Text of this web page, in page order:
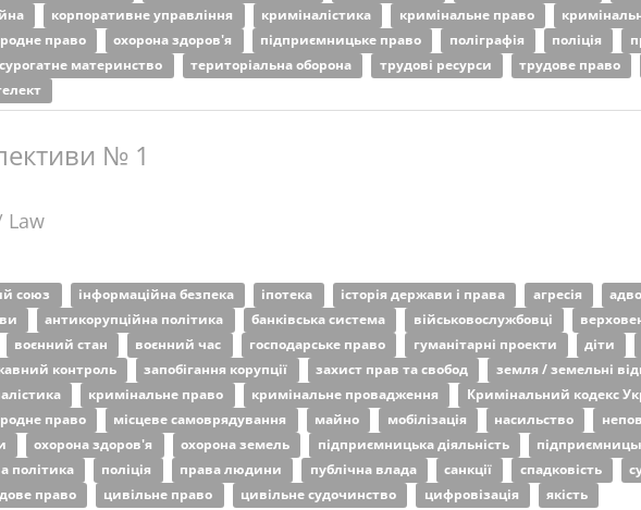
корпоративне управління криміналістика кримінальне право
право охорона здоров'я підприємницьке право поліграфія поліція
сурогатне материнство територіальна оборона трудові ресурси трудове право
№ 1
Law
союз інформаційна безпека іпотека історія держави і права агресія
антикорупційна політика банківська система військовослужбовці
воєнний стан воєнний час господарське право гуманітарні проекти діти
контроль запобігання корупції захист прав та свобод земля / земельні
кримінальне право кримінальне провадження
Кримінальний кодекс
право місцеве самоврядування майно мобілізація насильство
охорона здоров'я охорона земель підприємницька діяльність
політика поліція права людини публічна влада санкції спадковість
право цивільне право цивільне судочинство цифровізація якість